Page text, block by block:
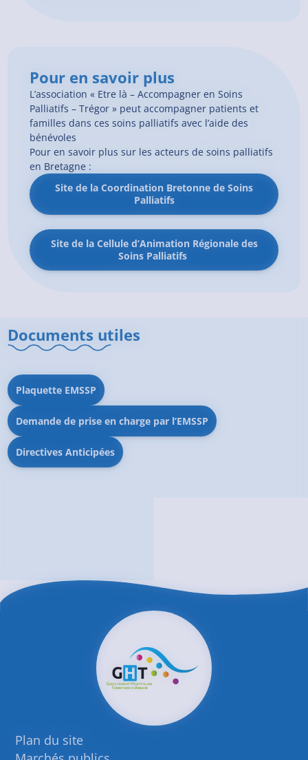
Pour en savoir plus
L’association « Etre là – Accompagner en Soins
Palliatifs – Trégor » peut accompagner patients et
familles dans ces soins palliatifs avec l’aide des
bénévoles
Pour en savoir plus sur les acteurs de soins palliatifs
en Bretagne :
Site de la Coordination Bretonne de Soins
Palliatifs
Site de la Cellule d’Animation Régionale des
Soins Palliatifs
Documents utiles
Plaquette EMSSP
Demande de prise en charge par l’EMSSP
Directives Anticipées
Plan du site